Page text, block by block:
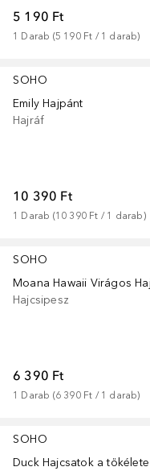
5 190 Ft
1 Darab (5 190 Ft / 1 darab)
SOHO
Emily Hajpánt
Hajráf
10 390 Ft
1 Darab (10 390 Ft / 1 darab)
SOHO
Hajcsipesz
6 390 Ft
1 Darab (6 390 Ft / 1 darab)
+1
SOHO